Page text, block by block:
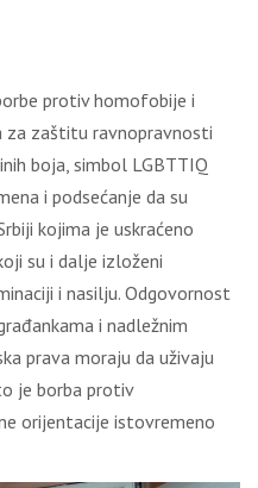
protiv homofobije i
za zaštitu ravnopravnosti
boja, simbol LGBTTIQ
i podsećanje da su
kojima je uskraćeno
su i dalje izloženi
i nasilju. Odgovornost
i nadležnim
prava moraju da uživaju
je borba protiv
orijentacije istovremeno